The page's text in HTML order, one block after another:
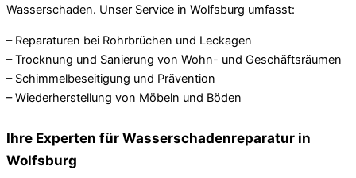
Wasserschaden. Unser Service in Wolfsburg umfasst:
– Reparaturen bei Rohrbrüchen und Leckagen
– Trocknung und Sanierung von Wohn- und Geschäftsräumen
– Schimmelbeseitigung und Prävention
– Wiederherstellung von Möbeln und Böden
Ihre Experten für Wasserschadenreparatur in
Wolfsburg